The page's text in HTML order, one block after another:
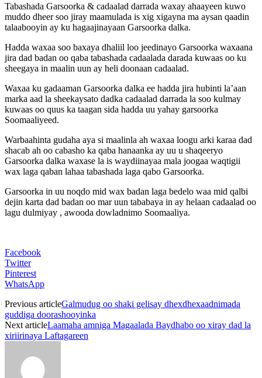
Tabashada Garsoorka & cadaalad darrada waxay ahaayeen kuwo
muddo dheer soo jiray maamulada is xig xigayna ma aysan qaadin
talaabooyin ay ku hagaajinayaan Garsoorka dalka.
Hadda waxaa soo baxaya dhaliil loo jeedinayo Garsoorka waxaana
jira dad badan oo qaba tabashada cadaalada darada kuwaas oo ku
sheegaya in maalin uun ay heli doonaan cadaalad.
Waxaa ku gadaaman Garsoorka dalka ee hadda jira hubinti la’aan
marka aad la sheekaysato dadka cadaalad darrada la soo kulmay
kuwaas oo quus ka taagan sida hadda uu yahay garsoorka
Soomaaliyeed.
Warbaahinta gudaha aya si maalinla ah waxaa loogu arki karaa dad
shacab ah oo cabasho ka qaba hanaanka ay uu u shaqeeryo
Garsoorka dalka waxase la is waydiinayaa mala joogaa waqtigii
wax laga qaban lahaa tabashada laga qabo Garsoorka.
Garsoorka in uu noqdo mid wax badan laga bedelo waa mid qalbi
dejin karta dad badan oo mar uun tababaya in ay helaan cadaalad oo
lagu dulmiyay , awooda dowladnimo Soomaaliya.
Facebook
Twitter
Pinterest
WhatsApp
Previous articleGalmudug oo shaki gelisay dhexdhexaadnimada
guddiga doorashooyinka
Next articleLaamaha amniga Magaalada Baydhabo oo xiray dad la
xiriirinaya Laftagareen